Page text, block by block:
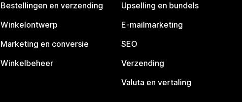
Bestellingen en verzending
Winkelontwerp
Marketing en conversie
Winkelbeheer
Upselling en bundels
E-mailmarketing
SEO
Verzending
Valuta en vertaling